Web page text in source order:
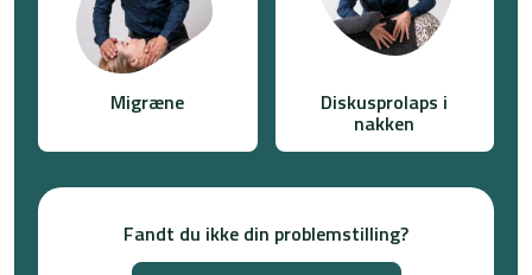
Migræne Diskusprolaps i
nakken
Fandt du ikke din problemstilling?